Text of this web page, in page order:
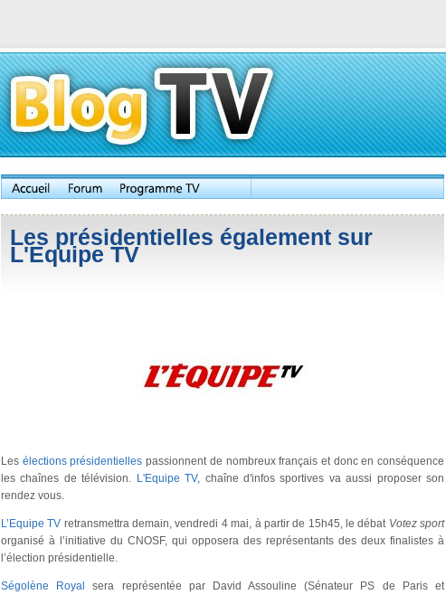
Les présidentielles également sur
L'Equipe TV
Les élections présidentielles passionnent de nombreux français et donc en conséquence
les chaînes de télévision. L'Equipe TV, chaîne d'infos sportives va aussi proposer son
rendez vous.
L’Equipe TV retransmettra demain, vendredi 4 mai, à partir de 15h45, le débat Votez sport
organisé à l’initiative du CNOSF, qui opposera des représentants des deux finalistes à
l’élection présidentielle.
Ségolène Royal sera représentée par David Assouline (Sénateur PS de Paris et